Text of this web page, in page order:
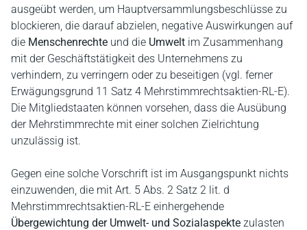
ausgeübt werden, um Hauptversammlungsbeschlüsse zu
blockieren, die darauf abzielen, negative Auswirkungen auf
die Menschenrechte und die Umwelt im Zusammenhang
mit der Geschäftstätigkeit des Unternehmens zu
verhindern, zu verringern oder zu beseitigen (vgl. ferner
Erwägungsgrund 11 Satz 4 Mehrstimmrechtsaktien-RL-E).
Die Mitgliedstaaten können vorsehen, dass die Ausübung
der Mehrstimmrechte mit einer solchen Zielrichtung
unzulässig ist.
Gegen eine solche Vorschrift ist im Ausgangspunkt nichts
einzuwenden, die mit Art. 5 Abs. 2 Satz 2 lit. d
Mehrstimmrechtsaktien-RL-E einhergehende
Übergewichtung der Umwelt- und Sozialaspekte zulasten